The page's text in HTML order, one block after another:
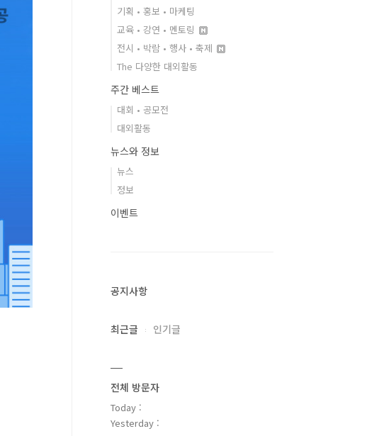
기획 • 홍보 • 마케팅
교육 • 강연 • 멘토링
전시 • 박람 • 행사 • 축제
The 다양한 대외활동
주간 베스트
대회 • 공모전
대외활동
뉴스와 정보
뉴스
정보
이벤트
공지사항
최근글 인기글
전체 방문자
Today :
Yesterday :